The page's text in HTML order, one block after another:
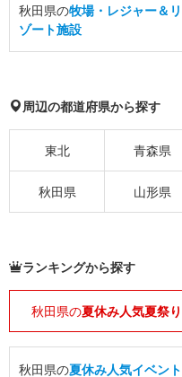
秋田県の牧場・レジャー＆リ
ゾート施設
周辺の都道府県から探す
東北 青森県
秋田県 山形県
ランキングから探す
秋田県の夏休み人気夏祭り
秋田県の夏休み人気イベント